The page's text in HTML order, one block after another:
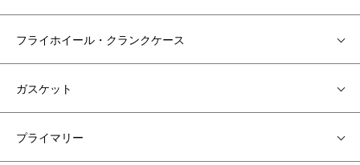
フライホイール・クランクケース
ガスケット
プライマリー